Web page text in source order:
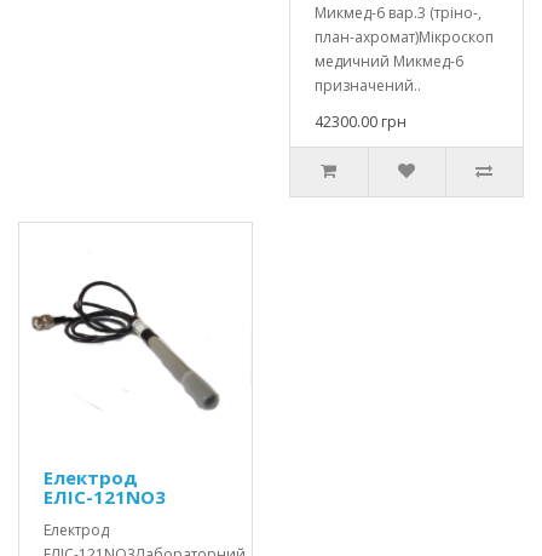
Микмед-6 вар.3 (тріно-,
план-ахромат)Мікроскоп
медичний Микмед-6
призначений..
42300.00 грн
Електрод
ЕЛІС-121NO3
Електрод